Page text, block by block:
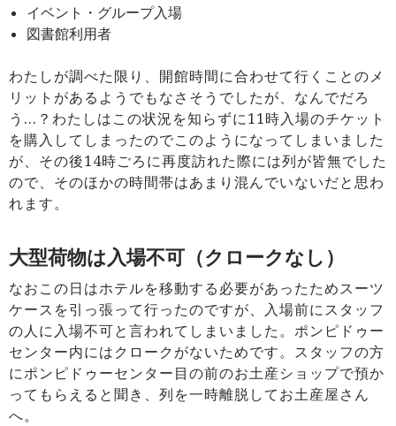
イベント・グループ入場
図書館利用者
わたしが調べた限り、開館時間に合わせて行くことのメ
リットがあるようでもなさそうでしたが、なんでだろ
う…？わたしはこの状況を知らずに11時入場のチケット
を購入してしまったのでこのようになってしまいました
が、その後14時ごろに再度訪れた際には列が皆無でした
ので、そのほかの時間帯はあまり混んでいないだと思わ
れます。
大型荷物は入場不可（クロークなし）
なおこの日はホテルを移動する必要があったためスーツ
ケースを引っ張って行ったのですが、入場前にスタッフ
の人に入場不可と言われてしまいました。ポンピドゥー
センター内にはクロークがないためです。スタッフの方
にポンピドゥーセンター目の前のお土産ショップで預か
ってもらえると聞き、列を一時離脱してお土産屋さん
へ。